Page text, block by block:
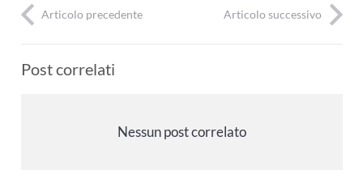
Articolo precedente Articolo successivo
Post correlati
Nessun post correlato